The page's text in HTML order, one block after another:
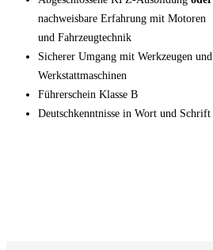
nachweisbare Erfahrung mit Motoren
und Fahrzeugtechnik
Sicherer Umgang mit Werkzeugen und
Werkstattmaschinen
Führerschein Klasse B
Deutschkenntnisse in Wort und Schrift